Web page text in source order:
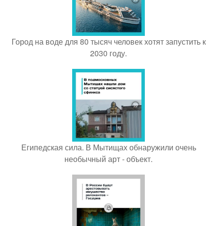
Город на воде для 80 тысяч человек хотят запустить к
2030 году.
Египедская сила. В Мытищах обнаружили очень
необычный арт - объект.